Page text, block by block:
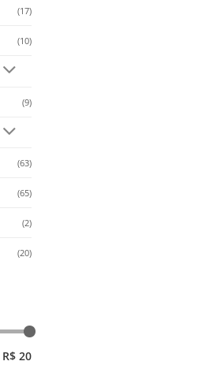
(17)
(10)
(9)
(63)
(65)
(2)
(20)
R$ 20